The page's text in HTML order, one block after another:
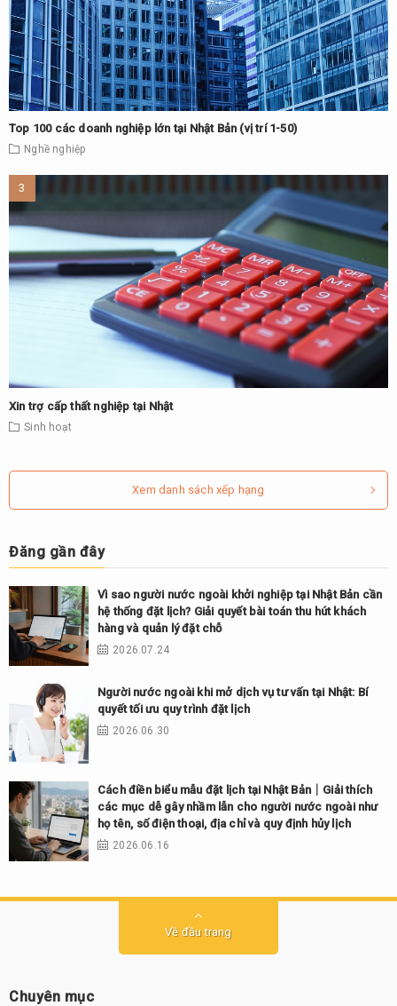
Top 100 các doanh nghiệp lớn tại Nhật Bản (vị trí 1-50)
Nghề nghiệp
Xin trợ cấp thất nghiệp tại Nhật
Sinh hoạt
Xem danh sách xếp hạng
Đăng gần đây
Vì sao người nước ngoài khởi nghiệp tại Nhật Bản cần
hệ thống đặt lịch? Giải quyết bài toán thu hút khách
hàng và quản lý đặt chỗ
2026.07.24
Người nước ngoài khi mở dịch vụ tư vấn tại Nhật: Bí
quyết tối ưu quy trình đặt lịch
2026.06.30
Cách điền biểu mẫu đặt lịch tại Nhật Bản｜Giải thích
các mục dễ gây nhầm lẫn cho người nước ngoài như
họ tên, số điện thoại, địa chỉ và quy định hủy lịch
2026.06.16
Về đầu trang
Chuyên mục